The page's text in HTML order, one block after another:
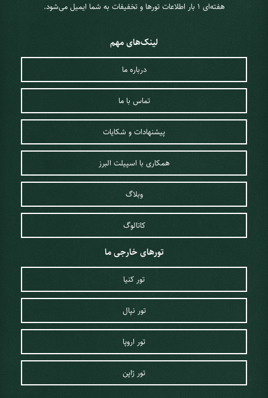
هفته‌ای 1 ‌بار اطلاعات تورها و تخفیفات به شما ایمیل می‌شود.
لینک‌های مهم
درباره ما
تماس با ما
پیشنهادات و شکایات
همکاری با اسپیلت البرز
وبلاگ
کاتالوگ
تورهای خارجی ما
تور کنیا
تور نپال
تور اروپا
تور ژاپن